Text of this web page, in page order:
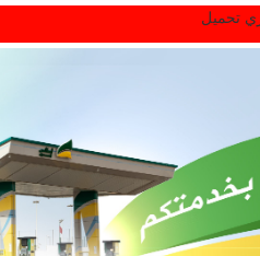
كبار المستثمرين